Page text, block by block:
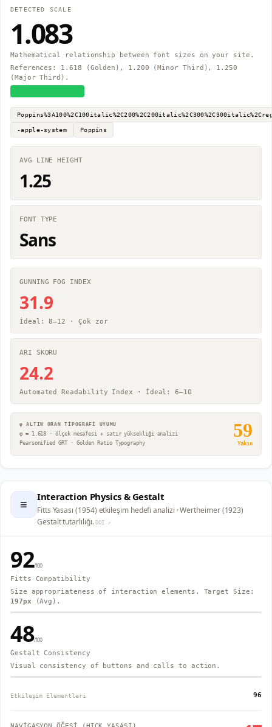
DETECTED SCALE
1.083
Mathematical relationship between font sizes on your site.
References: 1.618 (Golden), 1.200 (Minor Third), 1.250
(Major Third).
-apple-system Poppins
AVG LINE HEIGHT
1.25
FONT TYPE
Sans
GUNNING FOG INDEX
31.9
İdeal: 8–12 · Çok zor
ARI SKORU
24.2
Automated Readability Index · İdeal: 6–10
φ ALTIN ORAN TİPOGRAFİ UYUMU
φ = 1.618 · ölçek mesafesi + satır yüksekliği analizi
Pearsonified GRT · Golden Ratio Typography
59
Yakın
≡ Interaction Physics & Gestalt
Fitts Yasası (1954) etkileşim hedefi analizi · Wertheimer (1923)
Gestalt tutarlılığı. DOI ↗
92/100
Fitts Compatibility
Size appropriateness of interaction elements. Target Size:
197px (Avg).
48/100
Gestalt Consistency
Visual consistency of buttons and calls to action.
Etkileşim Elementleri 96